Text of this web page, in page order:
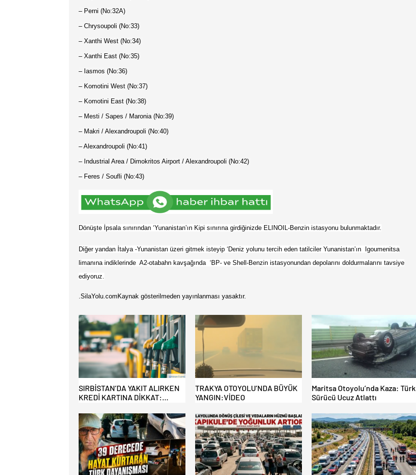
– Perni (No:32A)
– Chrysoupoli (No:33)
– Xanthi West (No:34)
– Xanthi East (No:35)
– Iasmos (No:36)
– Komotini West (No:37)
– Komotini East (No:38)
– Mesti / Sapes / Maronia (No:39)
– Makri / Alexandroupoli (No:40)
– Alexandroupoli (No:41)
– Industrial Area / Dimokritos Airport / Alexandroupoli (No:42)
– Feres / Soufli (No:43)
Dönüşte İpsala sınırından ‘Yunanistan’ın Kipi sınırına girdiğinizde ELINOIL-Benzin istasyonu bulunmaktadır.
Diğer yandan İtalya -Yunanistan üzeri gitmek isteyip ‘Deniz yolunu tercih eden tatilciler Yunanistan’ın Igoumenitsa
limanına indiklerinde A2-otabahn kavşağında ‘BP- ve Shell-Benzin istasyonundan depolarını doldurmalarını tavsiye
ediyoruz.
.SilaYolu.com Kaynak gösterilmeden yayınlanması yasaktır.
SIRBİSTAN’DA YAKIT ALIRKEN
KREDİ KARTINA DİKKAT:
TRAKYA OTOYOLU’NDA BÜYÜK
YANGIN:VİDEO
Maritsa Otoyolu’nda Kaza: Türk
Sürücü Ucuz Atlattı